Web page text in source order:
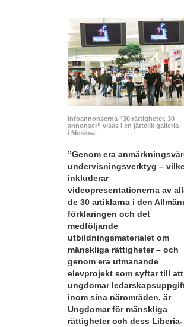
Infoannonserna ”30 rättigheter, 30
annonser” visas i en jättelik galleria
i Moskva.
”Genom era
undervisningsverktyg –
inkluderar
videopresentationerna av
de 30 artiklarna i den
förklaringen och det
medföljande
utbildningsmaterialet om
mänskliga rättigheter – och
genom era utmanande
elevprojekt som syftar till
ungdomar
inom sina närområden, är
Ungdomar för mänskliga
rättigheter och dess Liberia-